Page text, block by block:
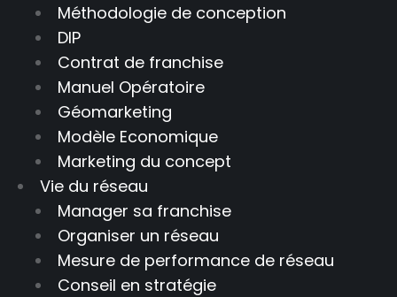
Méthodologie de conception
DIP
Contrat de franchise
Manuel Opératoire
Géomarketing
Modèle Economique
Marketing du concept
Vie du réseau
Manager sa franchise
Organiser un réseau
Mesure de performance de réseau
Conseil en stratégie